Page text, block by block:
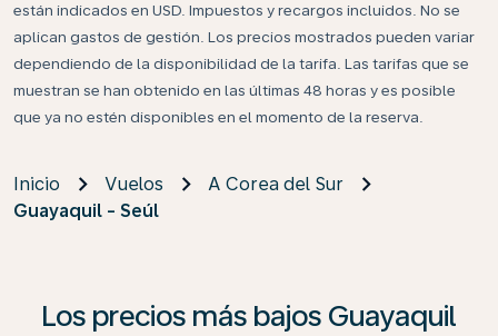
están indicados en USD. Impuestos y recargos incluidos. No se
aplican gastos de gestión. Los precios mostrados pueden variar
dependiendo de la disponibilidad de la tarifa. Las tarifas que se
muestran se han obtenido en las últimas 48 horas y es posible
que ya no estén disponibles en el momento de la reserva.
Inicio Vuelos
A Corea del Sur
Guayaquil - Seúl
Los precios más bajos Guayaquil